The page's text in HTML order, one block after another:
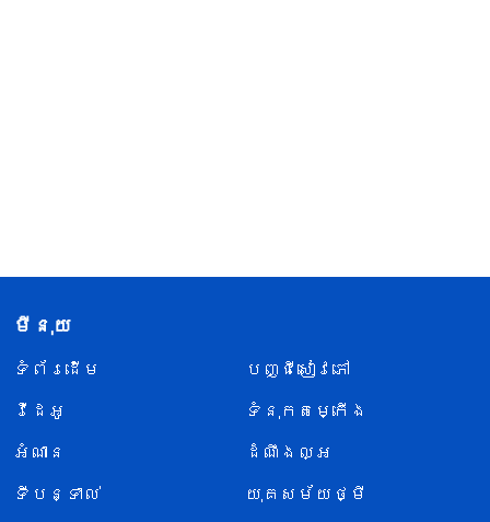
មីនុយ
ទំព័រ​ដើម
បញ្ជីសៀវភៅ
វីដេអូ
ទំនុកតម្កើង
អំណាន
ដំណឹងល្អ
ទីបន្ទាល់
យុគសម័យថ្មី